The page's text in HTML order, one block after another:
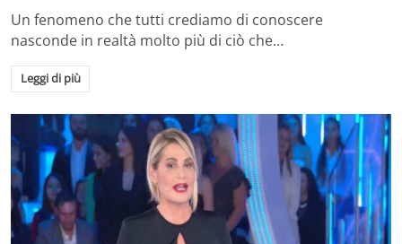
Un fenomeno che tutti crediamo di conoscere
nasconde in realtà molto più di ciò che…
Leggi di più